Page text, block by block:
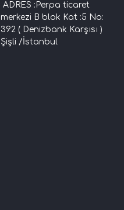
ADRES :Perpa ticaret
merkezi B blok Kat :5 No:
392 ( Denizbank Karşısı )
Şişli /İstanbul